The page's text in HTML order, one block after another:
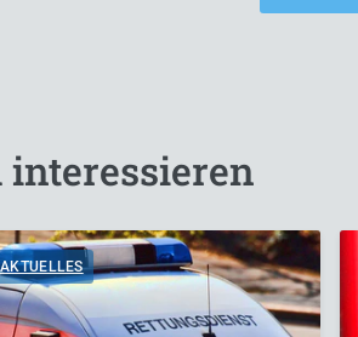
interessieren
AKTUELLES